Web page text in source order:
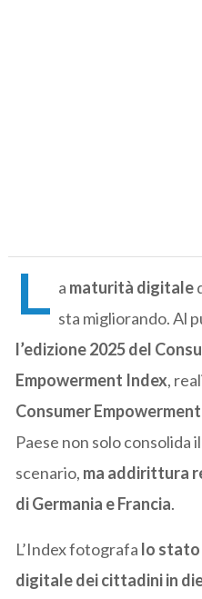
L a maturità digitale
sta migliorando. Al
l’edizione 2025 del
Empowerment Index,
Consumer
Paese non solo consolida
scenario, ma addirittura
di Germania e Francia.
L’Index fotografa lo stato
digitale dei cittadini in